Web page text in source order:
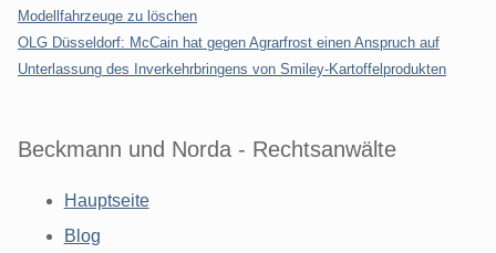
Modellfahrzeuge zu löschen
OLG Düsseldorf: McCain hat gegen Agrarfrost einen Anspruch auf
Unterlassung des Inverkehrbringens von Smiley-Kartoffelprodukten
Beckmann und Norda - Rechtsanwälte
Hauptseite
Blog